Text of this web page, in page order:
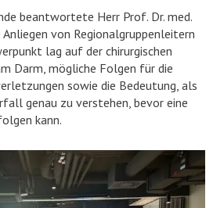
beantwortete Herr Prof. Dr. med.
von Regionalgruppenleitern
lag auf der chirurgischen
Darm, mögliche Folgen für die
sowie die Bedeutung, als
genau zu verstehen, bevor eine
kann.